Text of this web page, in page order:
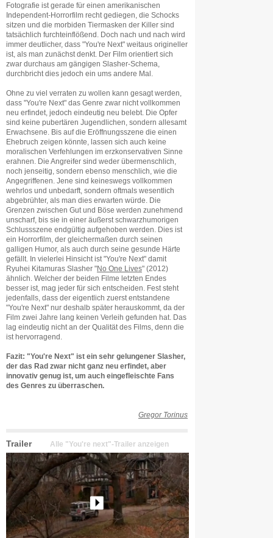
Fotografie ist gerade für einen amerikanischen
Independent-Horrorfilm recht gediegen, die Schocks
sitzen und die morbiden Tiermasken der Killer sind
tatsächlich furchteinflößend. Doch nach und nach wird
immer deutlicher, dass "You're Next" weitaus origineller
ist, als man zunächst denkt. Der Film orientiert sich
zwar durchaus am gängigen Slasher-Schema,
durchbricht dies jedoch ein ums andere Mal.
Ohne zu viel verraten zu wollen kann gesagt werden,
dass "You're Next" das Genre zwar nicht vollkommen
neu erfindet, jedoch eindeutig neu belebt. Die Opfer
sind keine pubertären Jugendlichen, sondern allesamt
Erwachsene. Bis auf die Eröffnungsszene die einen
Ehebruch zeigen könnte, lassen sich auch keine
moralischen Verfehlungen im erzkonservativen Sinne
erahnen. Die Angreifer sind weder übermenschlich,
noch jenseitig, sondern ebenso menschlich, wie die
Angegriffenen. Jene sind keineswegs vollkommen
wehrlos und unbedarft, sondern oftmals wesentlich
abgebrühter, als man dies erwarten würde. Die
Grenzen zwischen Gut und Böse werden zunehmend
unscharf, bis sie in einer äußerst schwarzhumorigen
Schlussszene endgültig aufgehoben werden. Dies ist
ein Horrorfilm, der gleichermaßen durch seinen
galligen Humor, als auch durch seine gesunde Härte
gefällt. In vielerlei Hinsicht ist "You're Next" damit
Ryuhei Kitamuras Slasher "No One Lives" (2012)
ähnlich. Welcher der beiden Filme letzten Endes
besser ist, mag jeder für sich entscheiden. Fest steht
jedenfalls, dass der eigentlich zuerst entstandene
"You're Next" nur deshalb später herauskommt, da der
Film zwei Jahre lang keinen Verleih gefunden hat. Das
lag eindeutig nicht an der Qualität des Films, denn die
ist hervorragend.
Fazit: "You're Next" ist ein sehr gelungener Slasher,
der das Rad zwar nicht ganz neu erfindet, aber
innovativ genug ist, um auch eingefleischte Fans
des Genres zu überraschen.
Gregor Torinus
Trailer Alle "You're next"-Trailer anzeigen